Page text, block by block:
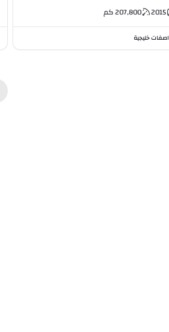
2015
207,800كم
خليجية